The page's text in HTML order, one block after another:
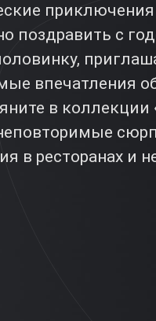
поздравить с
впечатления
в
в ресторанах и